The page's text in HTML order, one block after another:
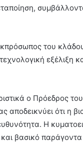
του
εξέλιξη
ο Πρόεδρος
αποδεικνύει ότι η
Η
βασικό